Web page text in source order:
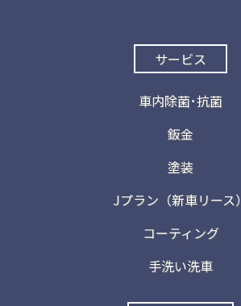
サービス
車内除菌･抗菌
鈑金
塗装
Jプラン（新車リース）
コーティング
手洗い洗車